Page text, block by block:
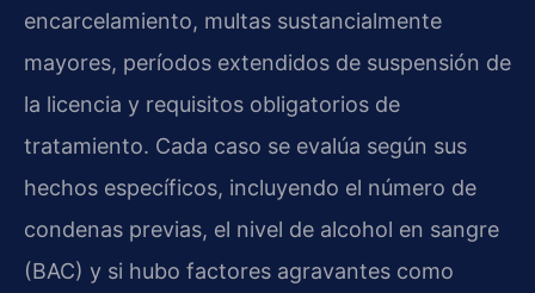
encarcelamiento, multas sustancialmente
mayores, períodos extendidos de suspensión de
la licencia y requisitos obligatorios de
tratamiento. Cada caso se evalúa según sus
hechos específicos, incluyendo el número de
condenas previas, el nivel de alcohol en sangre
(BAC) y si hubo factores agravantes como